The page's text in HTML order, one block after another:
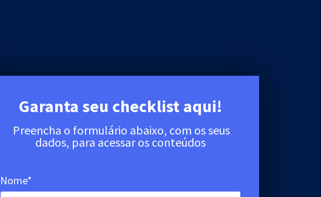
Garanta seu checklist aqui!
Preencha o formulário abaixo, com os seus
dados, para acessar os conteúdos
Nome*